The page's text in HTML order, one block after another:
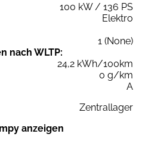
100 kW / 136 PS
Elektro
1 (None)
nach WLTP:
24,2 kWh/100km
0 g/km
A
Zentrallager
anzeigen